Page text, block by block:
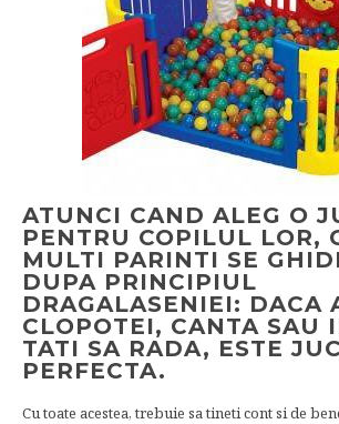
ATUNCI CAND ALEG O
PENTRU COPILUL LOR,
MULTI PARINTI SE
DUPA PRINCIPIUL
DRAGALASENIEI: DACA
CLOPOTEI, CANTA SAU
TATI SA RADA, ESTE
PERFECTA.
Cu toate acestea, trebuie sa tineti cont si de